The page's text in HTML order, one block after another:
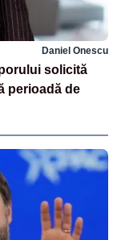
Daniel Onescu
solicită
perioadă de